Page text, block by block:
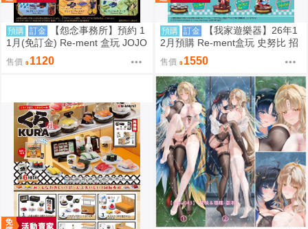
預購 訂金
【怨念事務所】預約 1
1月(免訂金) Re-ment 盒玩 JOJO
的奇妙冒險 服裝精品店 黃金之風
中盒6入 0823
售價 1120
預購 訂金
【我家遊樂器】26年1
2月預購 Re-ment盒玩 史努比 招
牌景觀
售價 1550